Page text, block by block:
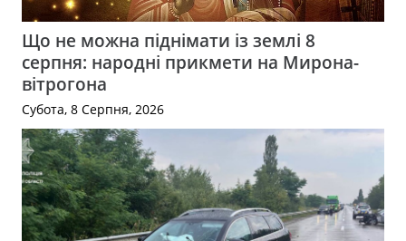
Що не можна піднімати із землі 8
серпня: народні прикмети на Мирона-
вітрогона
Субота, 8 Серпня, 2026